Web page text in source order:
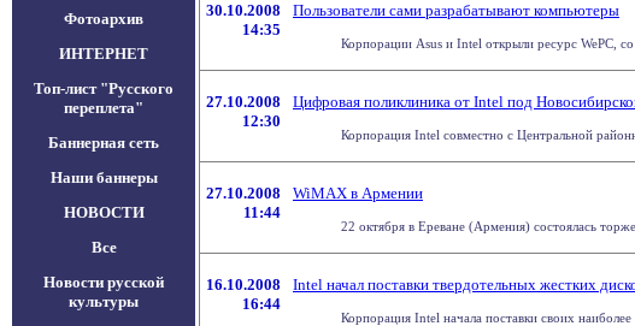
Фотоархив
ИНТЕРНЕТ
Топ-лист "Русского
переплета"
Баннерная сеть
Наши баннеры
НОВОСТИ
Все
Новости русской
культуры
30.10.2008
14:35
Пользователи сами разрабатывают компьютеры
Корпорации Asus и Intel открыли ресурс WePC,
27.10.2008
12:30
Цифровая поликлиника от Intel под
Корпорация Intel совместно с Центральной
27.10.2008
11:44
WiMAX в Армении
22 октября в Ереване (Армения) состоялась
16.10.2008
16:44
Intel начал поставки твердотельных жестких
Корпорация Intel начала поставки своих